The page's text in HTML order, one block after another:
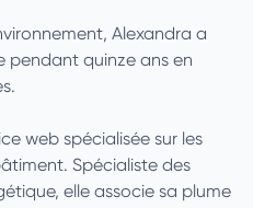
Linkedin
Alexandra a
pendant quinze ans en
web spécialisée sur les
Spécialiste des
elle associe sa plume